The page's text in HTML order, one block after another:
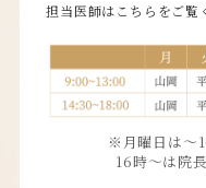
担当医師はこちらをご覧
※月曜日は〜
16時〜は院